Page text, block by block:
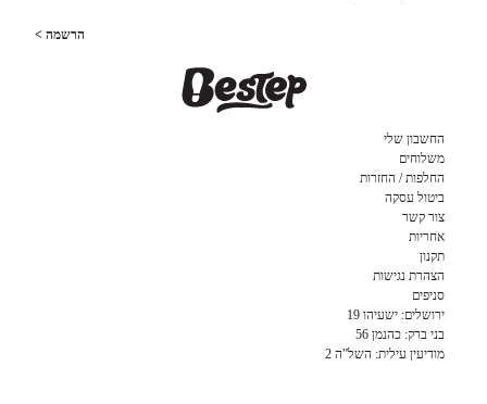
החשבון שלי
משלוחים
החלפות / החזרות
ביטול עסקה
צור קשר
אחריות
תקנון
הצהרת נגישות
סניפים
ירושלים: ישעיהו 19
בני ברק: כהנמן 56
מודיעין עילית: השל”ה 2
הרשמה >